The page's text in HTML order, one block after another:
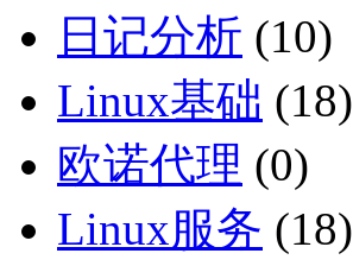
日记分析 (10)
Linux基础 (18)
欧诺代理 (0)
Linux服务 (18)